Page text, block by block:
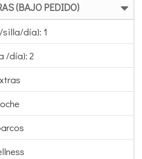
(BAJO PEDIDO)
día): 1
/día): 2